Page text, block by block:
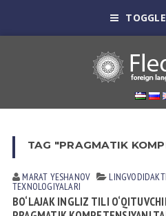
TAG "PRAGMATIK
MARAT YESHANOV
TEXNOLOGIYALАRI
BO‘LAJAK INGLIZ TILI